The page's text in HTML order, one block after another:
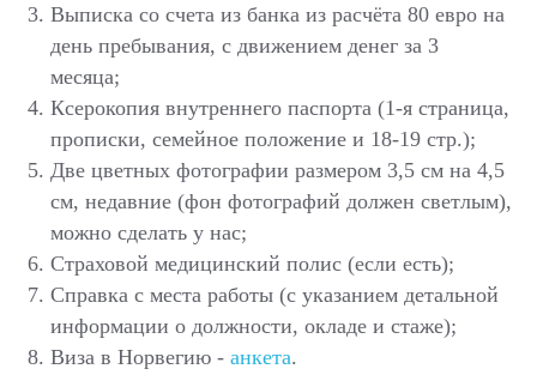
Выписка со счета из банка из расчёта 80 евро на
день пребывания, с движением денег за 3
месяца;
Ксерокопия внутреннего паспорта (1-я страница,
прописки, семейное положение и 18-19 стр.);
Две цветных фотографии размером 3,5 см на 4,5
см, недавние (фон фотографий должен светлым),
можно сделать у нас;
Страховой медицинский полис (если есть);
Справка с места работы (с указанием детальной
информации о должности, окладе и стаже);
Виза в Норвегию - анкета.